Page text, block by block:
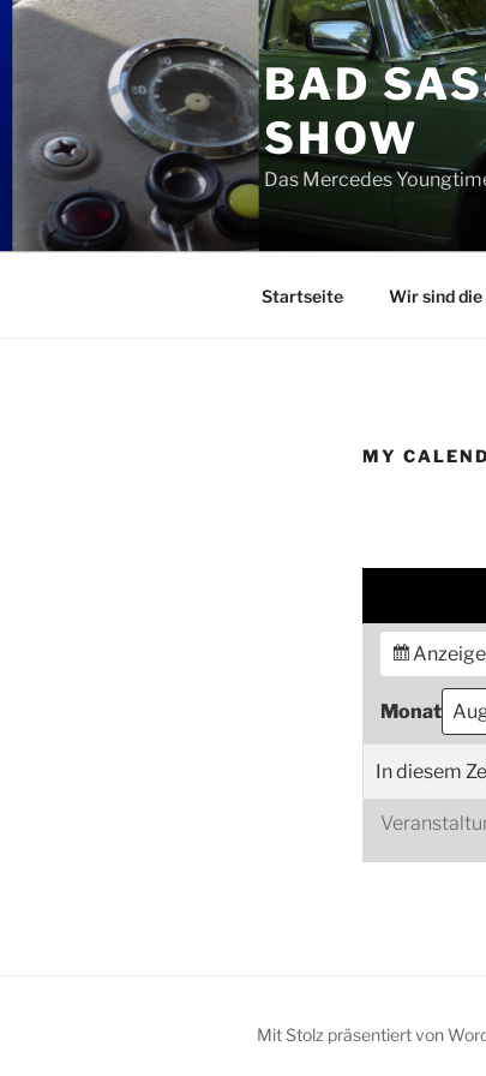
Zum
BAD
SHOW
Das Mercedes
Startseite Wir sind
MY
Monat
In diesem
Mit Stolz präsentiert von